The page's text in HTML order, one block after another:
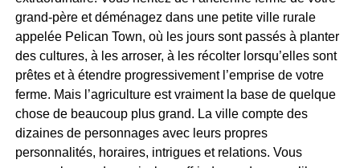
grand-père et déménagez dans une petite ville rurale
appelée Pelican Town, où les jours sont passés à planter
des cultures, à les arroser, à les récolter lorsqu’elles sont
prêtes et à étendre progressivement l’emprise de votre
ferme. Mais l’agriculture est vraiment la base de quelque
chose de beaucoup plus grand. La ville compte des
dizaines de personnages avec leurs propres
personnalités, horaires, intrigues et relations. Vous